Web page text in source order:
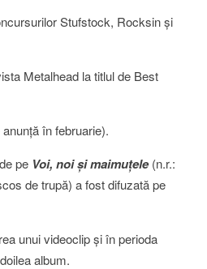
Stufstock, Rocksin şi
Metalhead la titlul de Best
în februarie).
pe Voi, noi şi maimuţele(n.r.:
de trupă) a fost difuzată pe
unui videoclip şi în perioda
album.